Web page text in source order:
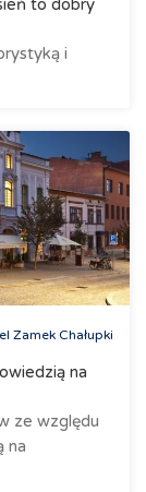
to dobry
i
Zamek Chałupki
na
ze względu
na